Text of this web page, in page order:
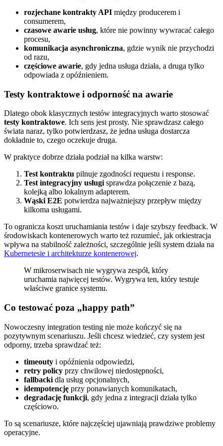
rozjechane kontrakty API między producerem i
consumerem,
czasowe awarie usług, które nie powinny wywracać całego
procesu,
komunikacja asynchroniczna, gdzie wynik nie przychodzi
od razu,
częściowe awarie, gdy jedna usługa działa, a druga tylko
odpowiada z opóźnieniem.
Testy kontraktowe i odporność na awarie
Dlatego obok klasycznych testów integracyjnych warto stosować
testy kontraktowe. Ich sens jest prosty. Nie sprawdzasz całego
świata naraz, tylko potwierdzasz, że jedna usługa dostarcza
dokładnie to, czego oczekuje druga.
W praktyce dobrze działa podział na kilka warstw:
Test kontraktu pilnuje zgodności requestu i response.
Test integracyjny usługi sprawdza połączenie z bazą,
kolejką albo lokalnym adapterem.
Wąski E2E potwierdza najważniejszy przepływ między
kilkoma usługami.
To ogranicza koszt uruchamiania testów i daje szybszy feedback. W
środowiskach kontenerowych warto też rozumieć, jak orkiestracja
wpływa na stabilność zależności, szczególnie jeśli system działa na
Kubernetesie i architekturze kontenerowej.
W mikroserwisach nie wygrywa zespół, który
uruchamia najwięcej testów. Wygrywa ten, który testuje
właściwe granice systemu.
Co testować poza „happy path”
Nowoczesny integration testing nie może kończyć się na
pozytywnym scenariuszu. Jeśli chcesz wiedzieć, czy system jest
odporny, trzeba sprawdzać też:
timeouty i opóźnienia odpowiedzi,
retry policy przy chwilowej niedostępności,
fallbacki dla usług opcjonalnych,
idempotencję przy ponawianych komunikatach,
degradację funkcji, gdy jedna z integracji działa tylko
częściowo.
To są scenariusze, które najczęściej ujawniają prawdziwe problemy
operacyjne.